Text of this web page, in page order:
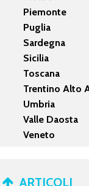
Piemonte
Puglia
Sardegna
Sicilia
Toscana
Trentino Alto
Umbria
Valle Daosta
Veneto
ARTICOLI